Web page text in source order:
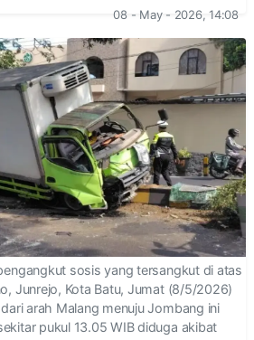
08 - May - 2026, 14:08
sosis yang tersangkut di atas
Junrejo, Kota Batu, Jumat (8/5/2026)
arah Malang menuju Jombang ini
pukul 13.05 WIB diduga akibat